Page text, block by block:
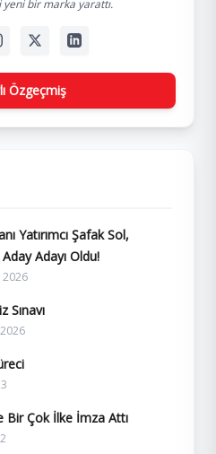
yeni bir marka yarattı.
Özgeçmiş
Yatırımcı Şafak Sol,
Adayı Oldu!
2026
Sınavı
Bir Çok İlke İmza Attı